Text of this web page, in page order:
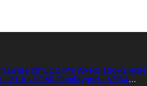
29″ LCD IPS WFHD 100Hz HDR
– 21:9 – HDMI, Displayport – VESA